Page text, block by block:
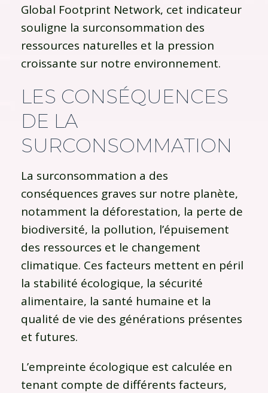
Global Footprint Network, cet indicateur
souligne la surconsommation des
ressources naturelles et la pression
croissante sur notre environnement.
LES CONSÉQUENCES
DE LA
SURCONSOMMATION
La surconsommation a des
conséquences graves sur notre planète,
notamment la déforestation, la perte de
biodiversité, la pollution, l’épuisement
des ressources et le changement
climatique. Ces facteurs mettent en péril
la stabilité écologique, la sécurité
alimentaire, la santé humaine et la
qualité de vie des générations présentes
et futures.
L’empreinte écologique est calculée en
tenant compte de différents facteurs,